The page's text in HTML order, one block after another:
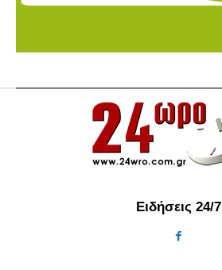
Ειδήσεις 24/7